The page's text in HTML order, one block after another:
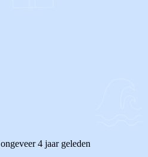
ongeveer 4 jaar geleden